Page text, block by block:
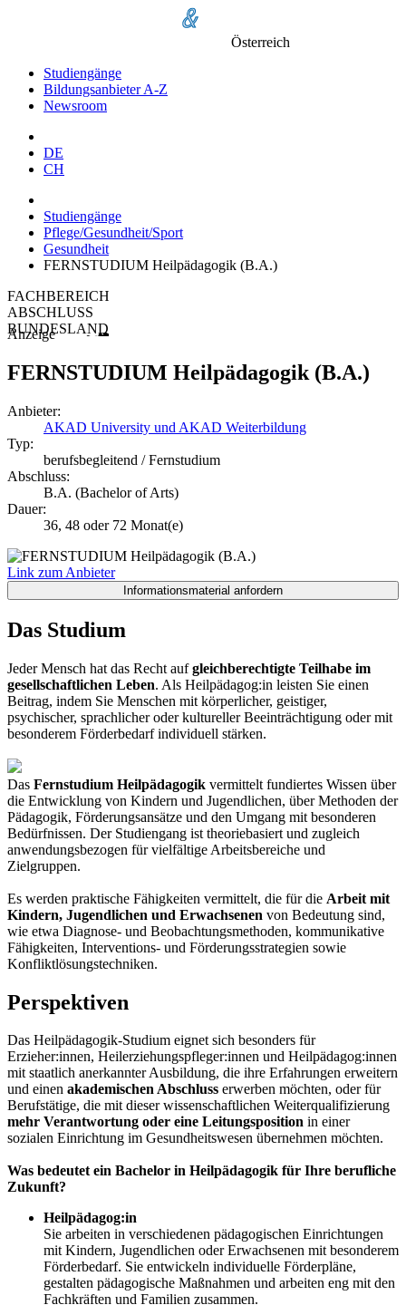
Österreich
Studiengänge
Bildungsanbieter A-Z
Newsroom
DE
CH
Studiengänge
Pflege/Gesundheit/Sport
Gesundheit
FERNSTUDIUM Heilpädagogik (B.A.)
FACHBEREICH
ABSCHLUSS
BUNDESLAND
Anzeige
FERNSTUDIUM Heilpädagogik (B.A.)
Anbieter:
AKAD University und AKAD Weiterbildung
Typ:
berufsbegleitend / Fernstudium
Abschluss:
B.A. (Bachelor of Arts)
Dauer:
36, 48 oder 72 Monat(e)
Link zum Anbieter
Das Studium
Jeder Mensch hat das Recht aufgleichberechtigte Teilhabe im
gesellschaftlichen Leben. Als Heilpädagog:in leisten Sie einen
Beitrag, indem Sie Menschen mit körperlicher, geistiger,
psychischer, sprachlicher oder kultureller Beeinträchtigung oder mit
besonderem Förderbedarf individuell stärken.
Das Fernstudium Heilpädagogik vermittelt fundiertes Wissen über
die Entwicklung von Kindern und Jugendlichen, über Methoden der
Pädagogik, Förderungsansätze und den Umgang mit besonderen
Bedürfnissen. Der Studiengang ist theoriebasiert und zugleich
anwendungsbezogen für vielfältige Arbeitsbereiche und
Zielgruppen.
Es werden praktische Fähigkeiten vermittelt, die für die Arbeit mit
Kindern, Jugendlichen und Erwachsenen von Bedeutung sind,
wie etwa Diagnose- und Beobachtungsmethoden, kommunikative
Fähigkeiten, Interventions- und Förderungsstrategien sowie
Konfliktlösungstechniken.
Perspektiven
Das Heilpädagogik-Studium eignet sich besonders für
Erzieher:innen, Heilerziehungspfleger:innen und Heilpädagog:innen
mit staatlich anerkannter Ausbildung, die ihre Erfahrungen erweitern
und einen akademischen Abschluss erwerben möchten, oder für
Berufstätige, die mit dieser wissenschaftlichen Weiterqualifizierung
mehr Verantwortung oder eine Leitungsposition in einer
sozialen Einrichtung im Gesundheitswesen übernehmen möchten.
Was bedeutet ein Bachelor in Heilpädagogik für Ihre berufliche
Zukunft?
Heilpädagog:in
Sie arbeiten in verschiedenen pädagogischen Einrichtungen
mit Kindern, Jugendlichen oder Erwachsenen mit besonderem
Förderbedarf. Sie entwickeln individuelle Förderpläne,
gestalten pädagogische Maßnahmen und arbeiten eng mit den
Fachkräften und Familien zusammen.